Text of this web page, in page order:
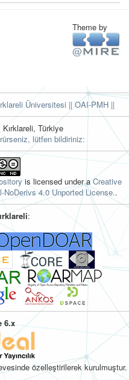
Theme by
Üniversitesi ||OAI-PMH ||
Türkiye
lütfen bildiriniz:
is licensed under aCreative
4.0 Unported License..
:
6.x
özelleştirilerek kurulmuştur.